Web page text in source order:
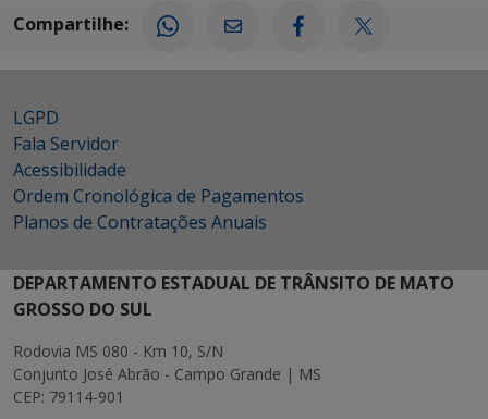
Compartilhe:
LGPD
Fala Servidor
Acessibilidade
Ordem Cronológica de Pagamentos
Planos de Contratações Anuais
DEPARTAMENTO ESTADUAL DE TRÂNSITO DE MATO
GROSSO DO SUL
Rodovia MS 080 - Km 10, S/N
Conjunto José Abrão - Campo Grande | MS
CEP: 79114-901